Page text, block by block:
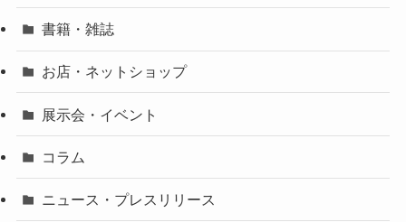
書籍・雑誌
お店・ネットショップ
展示会・イベント
コラム
ニュース・プレスリリース